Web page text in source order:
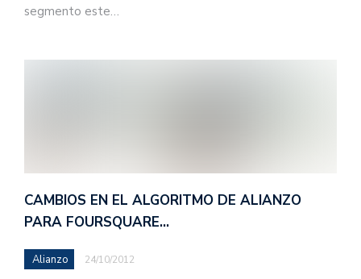
segmento este…
CAMBIOS EN EL ALGORITMO DE ALIANZO
PARA FOURSQUARE…
Alianzo 24/10/2012